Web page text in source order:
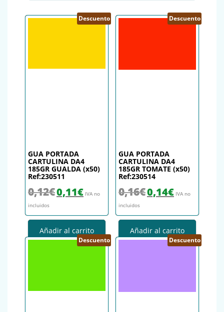
Descuento
GUA PORTADA
CARTULINA DA4
185GR GUALDA (x50)
Ref:230511
0,12€ El precio original era: 0,12€.
0,11€El precio actual es: 0,11€.
IVA no
incluidos
Añadir al carrito
Descuento
GUA PORTADA
CARTULINA DA4
185GR TOMATE (x50)
Ref:230514
0,16€ El precio original era: 0,16€.
0,14€El precio actual
IVA no
incluidos
Añadir al carrito
Descuento Descuento